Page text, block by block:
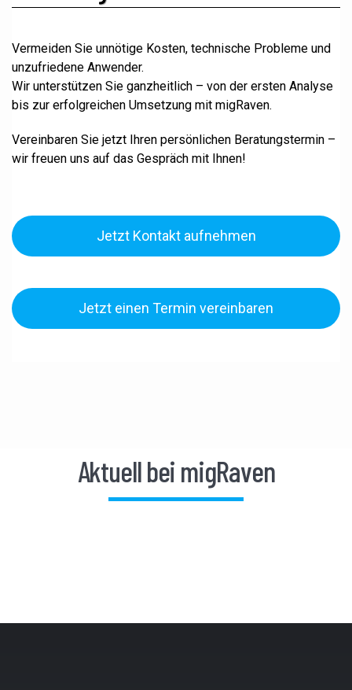
Vermeiden Sie unnötige Kosten, technische Probleme und
unzufriedene Anwender.
Wir unterstützen Sie ganzheitlich – von der ersten Analyse
bis zur erfolgreichen Umsetzung mit migRaven.
Vereinbaren Sie jetzt Ihren persönlichen Beratungstermin –
wir freuen uns auf das Gespräch mit Ihnen!
Jetzt Kontakt aufnehmen
Jetzt einen Termin vereinbaren
Aktuell bei migRaven